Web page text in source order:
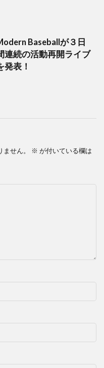
Baseballが３日
連続の活動再開ライブ
発表！
せん。 ※ が付いている欄は